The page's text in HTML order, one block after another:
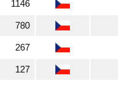
1146
780
267
127